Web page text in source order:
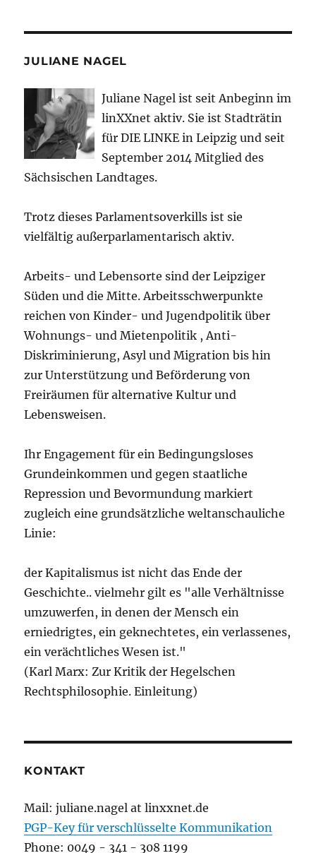
JULIANE NAGEL
Juliane Nagel ist seit Anbeginn im
linXXnet aktiv. Sie ist Stadträtin
für DIE LINKE in Leipzig und seit
September 2014 Mitglied des
Sächsischen Landtages.
Trotz dieses Parlamentsoverkills ist sie
vielfältig außerparlamentarisch aktiv.
Arbeits- und Lebensorte sind der Leipziger
Süden und die Mitte. Arbeitsschwerpunkte
reichen von Kinder- und Jugendpolitik über
Wohnungs- und Mietenpolitik , Anti-
Diskriminierung, Asyl und Migration bis hin
zur Unterstützung und Beförderung von
Freiräumen für alternative Kultur und
Lebensweisen.
Ihr Engagement für ein Bedingungsloses
Grundeinkommen und gegen staatliche
Repression und Bevormundung markiert
zugleich eine grundsätzliche weltanschauliche
Linie:
der Kapitalismus ist nicht das Ende der
Geschichte.. vielmehr gilt es "alle Verhältnisse
umzuwerfen, in denen der Mensch ein
erniedrigtes, ein geknechtetes, ein verlassenes,
ein verächtliches Wesen ist."
(Karl Marx: Zur Kritik der Hegelschen
Rechtsphilosophie. Einleitung)
KONTAKT
Mail: juliane.nagel at linxxnet.de
PGP-Key für verschlüsselte Kommunikation
Phone: 0049 - 341 - 308 1199